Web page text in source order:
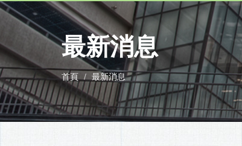
最新消息
首頁 最新消息